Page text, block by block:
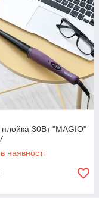
30Вт "MAGIO"
наявності